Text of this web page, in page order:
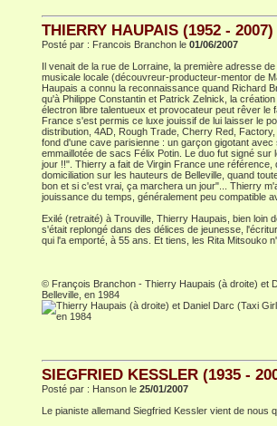
THIERRY HAUPAIS (1952 - 2007)
Posté par : Francois Branchon le 01/06/2007
Il venait de la rue de Lorraine, la première adresse
musicale locale (découvreur-producteur-mentor de
Haupais a connu la reconnaissance quand Richard
qu'à Philippe Constantin et Patrick Zelnick, la
électron libre talentueux et provocateur peut rêver le
France s'est permis ce luxe jouissif de lui laisser le
distribution, 4AD, Rough Trade, Cherry Red,
fond d'une cave parisienne : un garçon gigotant
emmaillotée de sacs Félix Potin. Le duo fut signé
jour !!". Thierry a fait de Virgin France une
domiciliation sur les hauteurs de Belleville, quand
bon et si c'est vrai, ça marchera un jour"... Thierry
jouissance du temps, généralement peu compatible
Exilé (retraité) à Trouville, Thierry Haupais, bien loin
s'était replongé dans des délices de jeunesse,
qui l'a emporté, à 55 ans. Et tiens, les Rita Mitsouko
© François Branchon - Thierry Haupais (à droite) et
Belleville, en 1984
SIEGFRIED KESSLER (1935 -
Posté par : Hanson le 25/01/2007
Le pianiste allemand Siegfried Kessler vient de nous